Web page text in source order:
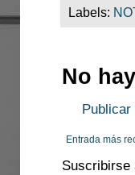
Labels:
No
Publicar
Entrada más
Suscribirse